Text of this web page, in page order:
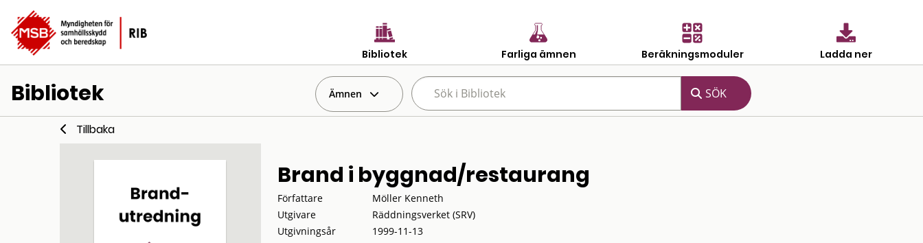
Bibliotek Farliga ämnen Beräkningsmoduler Ladda ner
Bibliotek Ämnen
Tillbaka
Brand i byggnad/restaurang
Författare
Möller Kenneth
Utgivare
Räddningsverket (SRV)
Utgivningsår
1999-11-13